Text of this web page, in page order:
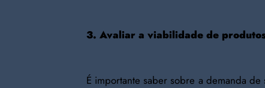
3. Avaliar a viabilidade de
É importante saber sobre a demanda